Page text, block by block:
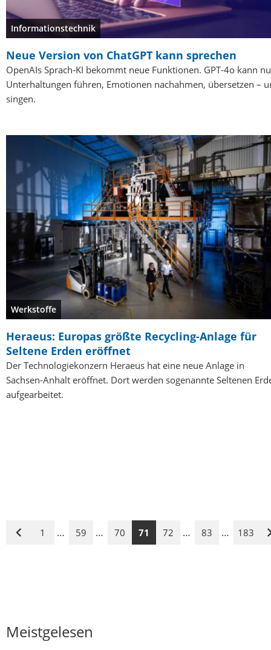
Informationstechnik
Neue Version von ChatGPT kann sprechen
OpenAIs Sprach-KI bekommt neue Funktionen. GPT-4o kann
Unterhaltungen führen, Emotionen nachahmen, übersetzen –
singen.
Werkstoffe
Heraeus: Europas größte Recycling-Anlage für
Seltene Erden eröffnet
Der Technologiekonzern Heraeus hat eine neue Anlage in
Sachsen-Anhalt eröffnet. Dort werden sogenannte Seltenen
aufgearbeitet.
Vorige
1 … 59 … 70 71 72 … 83 … 183
Meistgelesen